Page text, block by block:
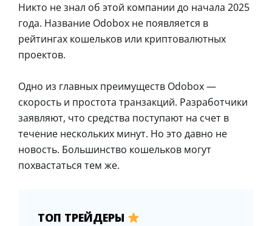
Никто не знал об этой компании до начала 2025
года. Название Odobox не появляется в
рейтингах кошельков или криптовалютных
проектов.
Одно из главных преимуществ Odobox —
скорость и простота транзакций. Разработчики
заявляют, что средства поступают на счет в
течение нескольких минут. Но это давно не
новость. Большинство кошельков могут
похвастаться тем же.
ТОП ТРЕЙДЕРЫ